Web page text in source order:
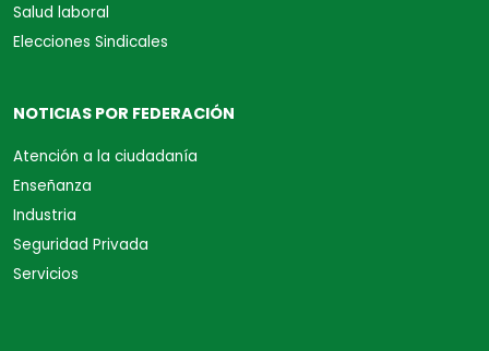
Salud laboral
Elecciones Sindicales
NOTICIAS POR FEDERACIÓN
Atención a la ciudadanía
Enseñanza
Industria
Seguridad Privada
Servicios